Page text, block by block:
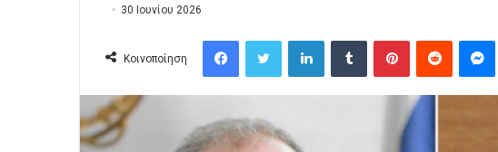
30 Ιουνίου 2026
Κοινοποίηση